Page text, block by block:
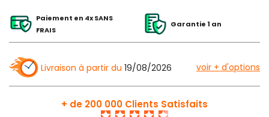
Paiement en 4x SANS
FRAIS
Garantie 1 an
Livraison à partir du 19/08/2026 voir + d'options
+ de 200 000 Clients Satisfaits